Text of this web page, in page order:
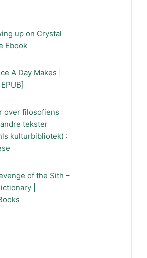
up on Crystal
Ebook
A Day Makes |
over filosofiens
tekster
kulturbibliotek) :
of the Sith –
|